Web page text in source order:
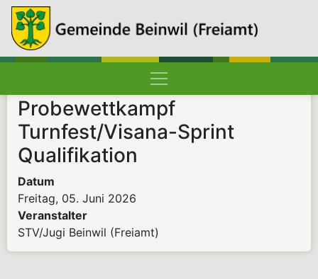
Hauptnavigation
Pfadnavigation
Startseite
Probewettkampf
Turnfest/Visana-Sprint
Qualifikation
Datum
Freitag, 05. Juni 2026
Veranstalter
STV/Jugi Beinwil (Freiamt)